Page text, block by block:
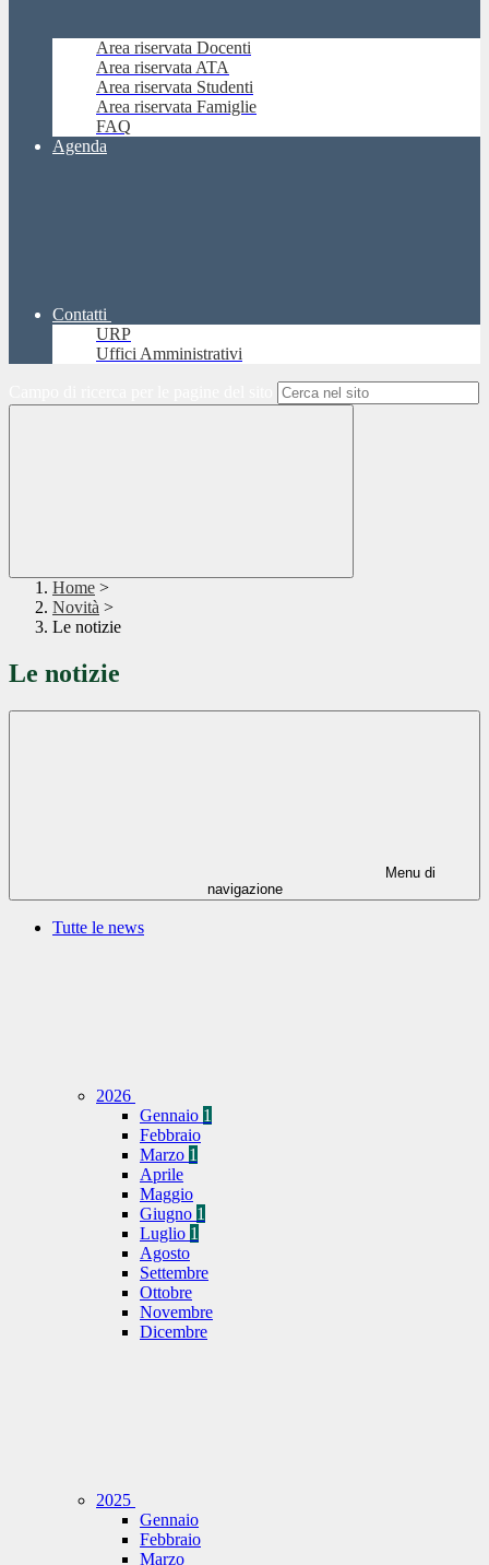
Area riservata Docenti
Area riservata ATA
Area riservata Studenti
Area riservata Famiglie
FAQ
Agenda
Contatti
URP
Uffici Amministrativi
Home >
Novità >
Le notizie
Le notizie
Menu di
navigazione
Tutte le news
2026
Gennaio 1
Febbraio
Marzo 1
Aprile
Maggio
Giugno 1
Luglio 1
Agosto
Settembre
Ottobre
Novembre
Dicembre
2025
Gennaio
Febbraio
Marzo